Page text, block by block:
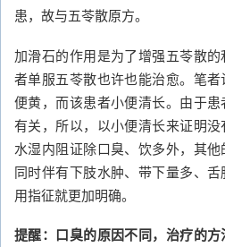
患，故与五苓散原方。
加滑石的作用是为了增强五苓散
者单服五苓散也许也能治愈。笔
便黄，而该患者小便清长。由于
有关，所以，以小便清长来证明
水湿内阻证除口臭、饮多外，其
同时伴有下肢水肿、带下量多、
用指征就更加明确。
提醒：口臭的原因不同，治疗的方